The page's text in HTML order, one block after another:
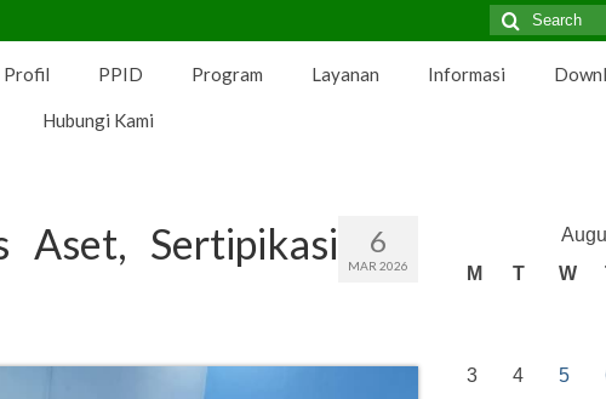
Search
for:
Profil PPID Program Layanan Informasi
Hubungi Kami
6
MAR 2026
Aset, Sertipikasi
M
T W
3 4 5